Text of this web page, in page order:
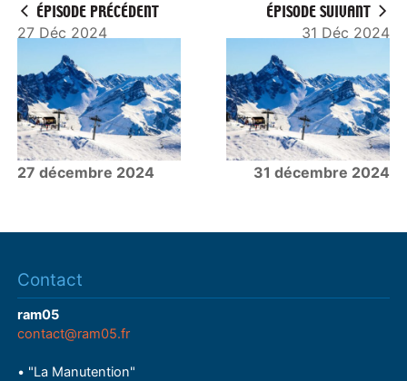
ÉPISODE PRÉCÉDENT
27 Déc 2024
27 décembre 2024
ÉPISODE SUIVANT
31 Déc 2024
31 décembre 2024
Contact
ram05
contact@ram05.fr
• "La Manutention"